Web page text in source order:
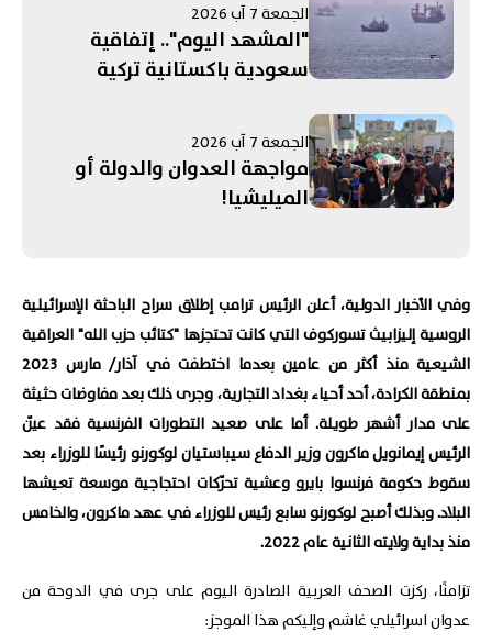
الجمعة 7 آب 2026
"المشهد اليوم".. إتفاقية
سعودية باكستانية تركية
إيران تستنزف مخزون الأسلحة
الأميركية.. ومفاوضات روما
تنتهي بلا "نتائج حاسمة"
الجمعة 7 آب 2026
مواجهة العدوان والدولة أو
الميليشيا!
وفي الأخبار الدولية، أعلن الرئيس ترامب إطلاق سراح الباحثة الإسرائيلية
الروسية إليزابيث تسوركوف التي كانت تحتجزها "كتائب حزب الله" العراقية
الشيعية منذ أكثر من عامين بعدما اختطفت في آذار/ مارس 2023
بمنطقة الكرادة، أحد أحياء بغداد التجارية، وجرى ذلك بعد مفاوضات حثيثة
على مدار أشهر طويلة. أما على صعيد التطورات الفرنسية فقد عيّن
الرئيس إيمانويل ماكرون وزير الدفاع سيباستيان لوكورنو رئيسًا للوزراء بعد
سقوط حكومة فرنسوا بايرو وعشية تحرّكات احتجاجية موسعة تعيشها
البلاد. وبذلك أصبح لوكورنو سابع رئيس للوزراء في عهد ماكرون، والخامس
منذ بداية ولايته الثانية عام 2022.
تزامنًا، ركزت الصحف العربية الصادرة اليوم على جرى في الدوحة من
عدوان اسرائيلي غاشم وإليكم هذا الموجز: